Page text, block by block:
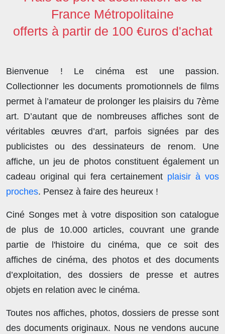
France Métropolitaine
offerts à partir de 100 €uros d'achat
Bienvenue ! Le cinéma est une passion.
Collectionner les documents promotionnels de films
permet à l’amateur de prolonger les plaisirs du 7ème
art. D’autant que de nombreuses affiches sont de
véritables œuvres d’art, parfois signées par des
publicistes ou des dessinateurs de renom. Une
affiche, un jeu de photos constituent également un
cadeau original qui fera certainement plaisir à vos
proches. Pensez à faire des heureux !
Ciné Songes met à votre disposition son catalogue
de plus de 10.000 articles, couvrant une grande
partie de l'histoire du cinéma, que ce soit des
affiches de cinéma, des photos et des documents
d’exploitation, des dossiers de presse et autres
objets en relation avec le cinéma.
Toutes nos affiches, photos, dossiers de presse sont
des documents originaux. Nous ne vendons aucune